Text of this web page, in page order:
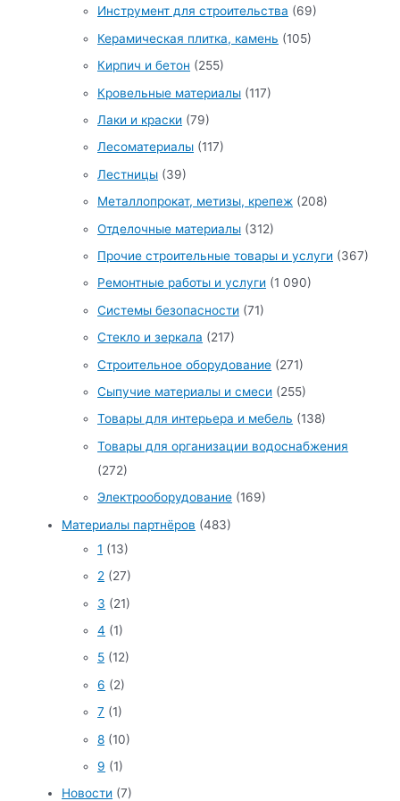
Инструмент для строительства (69)
Керамическая плитка, камень (105)
Кирпич и бетон (255)
Кровельные материалы (117)
Лаки и краски (79)
Лесоматериалы (117)
Лестницы (39)
Металлопрокат, метизы, крепеж (208)
Отделочные материалы (312)
Прочие строительные товары и услуги (367)
Ремонтные работы и услуги (1 090)
Системы безопасности (71)
Стекло и зеркала (217)
Строительное оборудование (271)
Сыпучие материалы и смеси (255)
Товары для интерьера и мебель (138)
Товары для организации водоснабжения
(272)
Электрооборудование (169)
Материалы партнёров (483)
1 (13)
2 (27)
3 (21)
4 (1)
5 (12)
6 (2)
7 (1)
8 (10)
9 (1)
Новости (7)